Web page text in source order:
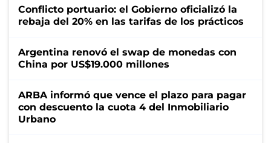
Conflicto portuario: el Gobierno oficializó la
rebaja del 20% en las tarifas de los prácticos
Argentina renovó el swap de monedas con
China por US$19.000 millones
ARBA informó que vence el plazo para pagar
con descuento la cuota 4 del Inmobiliario
Urbano